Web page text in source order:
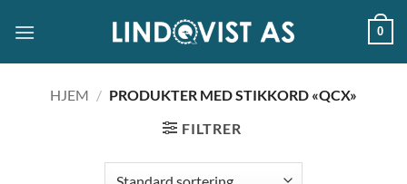
0
HJEM / PRODUKTER MED STIKKORD «QCX»
FILTRER